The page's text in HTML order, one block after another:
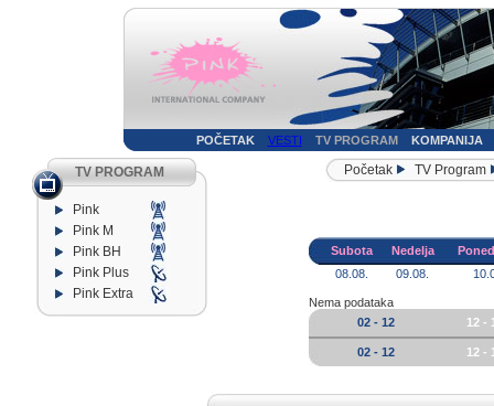
POČETAK VESTI TV PROGRAM KOMPANIJA
TV PROGRAM
Pink
Pink M
Pink BH
Pink Plus
Pink Extra
Početak TV Program
Subota Nedelja
08.08.
09.08.
Nema podataka
02 - 12
12 -
02 - 12 12 -